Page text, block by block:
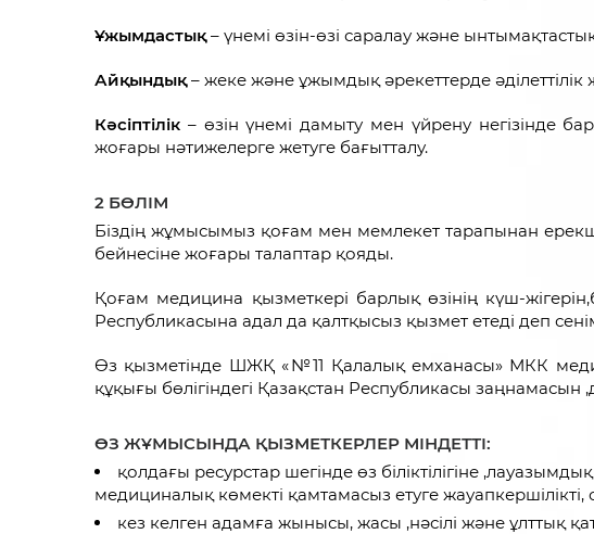
Ұжымдастық– үнемі өзін-өзі саралау және
Айқындық– жеке және ұжымдық әрекеттерде әділеттілік
Кәсіптілік – өзін үнемі дамыту мен үйрену негізінде
жоғары нәтижелерге жетуге бағытталу.
2 БӨЛІМ
Біздің жұмысымыз қоғам мен мемлекет тарапынан
бейнесіне жоғары талаптар қояды.
Қоғам медицина қызметкері барлық өзінің күш-
Республикасына адал да қалтқысыз қызмет етеді деп
Өз қызметінде ШЖҚ «№11 Қалалық емханасы» МКК
құқығы бөлігіндегі Қазақстан Республикасы
ӨЗ ЖҰМЫСЫНДА ҚЫЗМЕТКЕРЛЕР МІНДЕТТІ:
қолдағы ресурстар шегінде өз біліктілігіне
медициналық көмекті қамтамасыз етуге
кез келген адамға жынысы, жасы ,нәсілі және ұлттық